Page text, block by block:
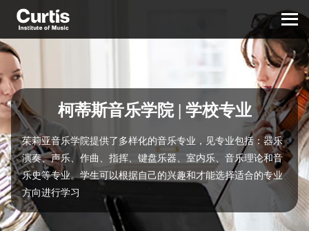
柯蒂斯音乐学院 | 学校专业
茱莉亚音乐学院提供了多样化的音乐专业，见专业包括：器乐
演奏、声乐、作曲、指挥、键盘乐器、室内乐、音乐理论和音
乐史等专业。学生可以根据自己的兴趣和才能选择适合的专业
方向进行学习